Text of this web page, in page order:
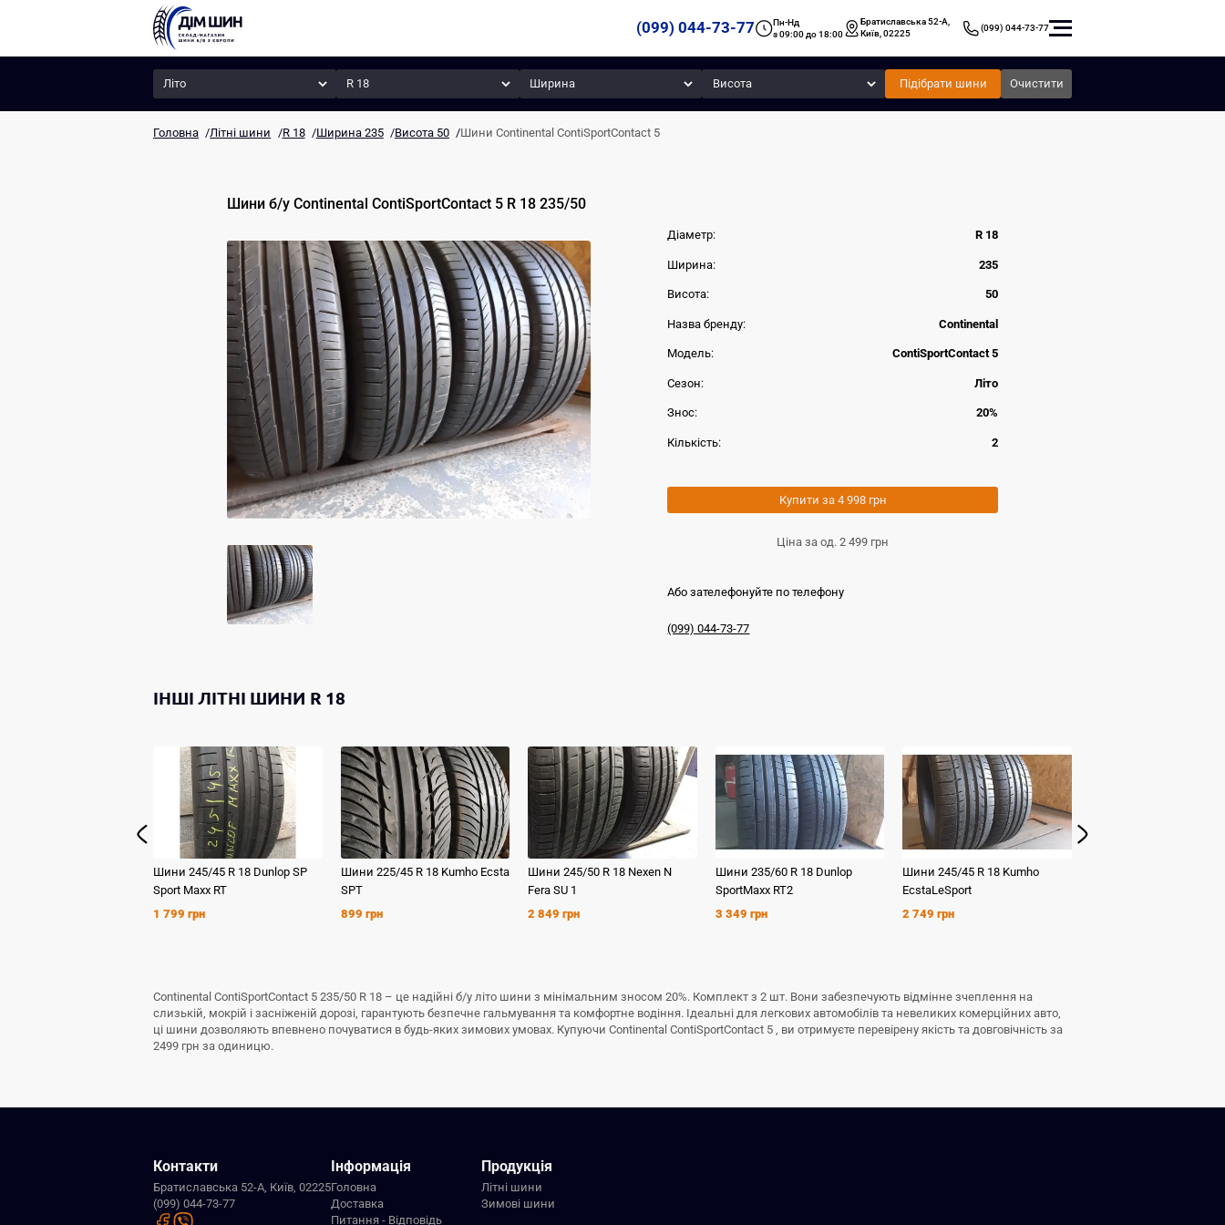
(099) 044-73-77
Пн-Нд
з 09:00 до 18:00
Братиславська 52-А,
Київ, 02225
(099) 044-73-77
Сезон Радіус Ширина Висота
Підібрати шини Очистити
Головна /Літні шини /R 18 /Ширина 235 /Висота 50 /Шини Continental ContiSportContact 5
Шини б/у Continental ContiSportContact 5 R 18 235/50
Діаметр: R 18
Ширина: 235
Висота: 50
Назва бренду: Continental
Модель: ContiSportContact 5
Сезон: Літо
Знос: 20%
Кількість: 2
Купити за 4 998 грн
Ціна за од.2 499 грн
Або зателефонуйте по телефону
(099) 044-73-77
ІНШІЛІТНІ ШИНИ R 18
Шини 245/45 R 18 Dunlop SP
Sport Maxx RT
1 799 грн
Шини 225/45 R 18 Kumho Ecsta
SPT
899 грн
Шини245/50 R 18 Nexen N
Fera SU 1
2 849 грн
Шини 235/60 R 18 Dunlop
SportMaxx RT2
3 349 грн
Шини245/45 R 18 Kumho
EcstaLeSport
2 749 грн
Continental ContiSportContact 5 235/50 R 18 – це надійні б/у літо шини з мінімальним зносом 20%. Комплект з 2 шт. Вони забезпечують відмінне зчеплення на
слизькій, мокрій і засніженій дорозі, гарантують безпечне гальмування та комфортне водіння. Ідеальні для легкових автомобілів та невеликих комерційних авто,
ці шини дозволяють впевнено почуватися в будь-яких зимових умовах. Купуючи Continental ContiSportContact 5 , ви отримуєте перевірену якість та довговічність за
2499 грн за одиницю.
Контакти
Братиславська 52-А, Київ, 02225
(099) 044-73-77
Інформація
Головна
Доставка
Питання - Відповідь
Продукція
Літні шини
Зимові шини